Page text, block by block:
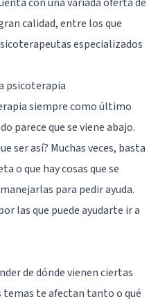
calidad, entre los que
especializados
psicoterapia
siempre como último
parece que se viene abajo.
ser así? Muchas veces, basta
o que hay cosas que se
para pedir ayuda.
las que puede ayudarte ir a
de dónde vienen ciertas
temas te afectan tanto o qué